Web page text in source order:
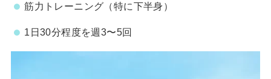
筋力トレーニング（特に下半身）
1日30分程度を週3〜5回